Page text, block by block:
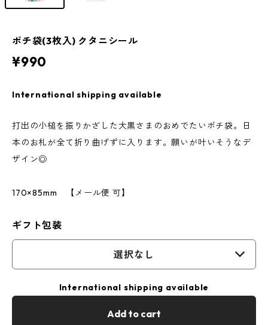
ポチ袋(3枚入) クタニシール
¥990
International shipping available
打出の小槌を振りかざした大黒さまのおめでたいポチ袋。日
本のお札が全て折り曲げずに入ります。願いが叶いそうなデ
ザイン◎
170×85mm 【メール便 可】
ギフト包装
選択なし
International shipping available
Add to cart